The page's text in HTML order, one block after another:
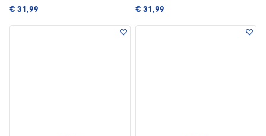
€ 31,99 € 31,99